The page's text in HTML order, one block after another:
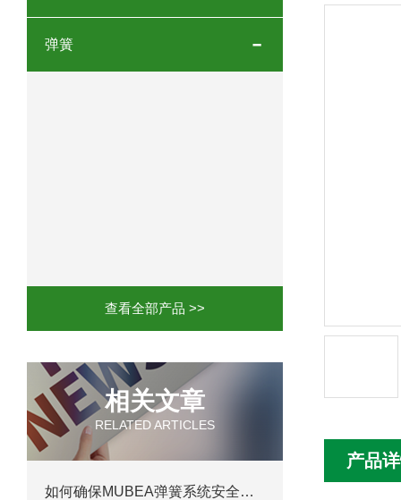
OEMER电机QLS 180M环保农业领域
mini motor电机MC230P3T 20- B参数
AC-motoren交流电机FCA 132S-4/
AC-motoren交流电机ACM 160M-4参
弹簧
查看全部产品 >>
相关文章
RELATED ARTICLES
如何确保MUBEA弹簧系统安全高效运行
产品